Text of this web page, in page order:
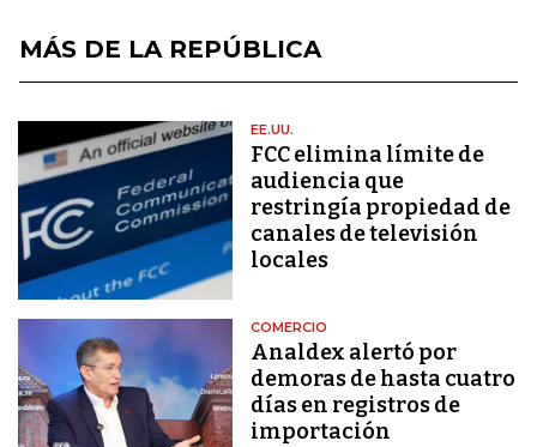
MÁS DE LA REPÚBLICA
EE.UU.
FCC elimina límite de
audiencia que
restringía propiedad de
canales de televisión
locales
COMERCIO
Analdex alertó por
demoras de hasta cuatro
días en registros de
importación